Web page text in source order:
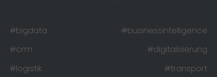
#bigdata
#businessintelligence
#crm
#digitalisierung
#logistik
#transport